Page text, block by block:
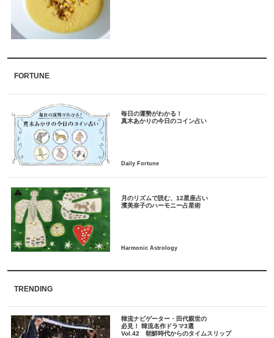
FORTUNE
毎日の運勢がわかる！
月のリズムで読む、12星座占い
TRENDING
韓流ナビゲーター・田代親世の
必見！ 韓流名作ドラマ3選
Vol.42 朝鮮時代からのタイムスリップ